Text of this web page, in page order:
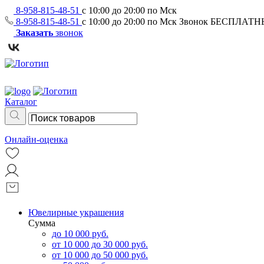
8-958-815-48-51 с 10:00 до 20:00 по Мск
8-958-815-48-51 с 10:00 до 20:00 по Мск Звонок
Заказать звонок
Каталог
Онлайн-оценка
Ювелирные украшения
Сумма
до 10 000 руб.
от 10 000 до 30 000 руб.
от 10 000 до 50 000 руб.